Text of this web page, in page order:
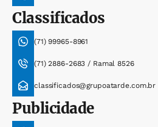
Classificados
(71) 99965-8961
(71) 2886-2683 / Ramal 8526
classificados@grupoatarde.com.br
Publicidade